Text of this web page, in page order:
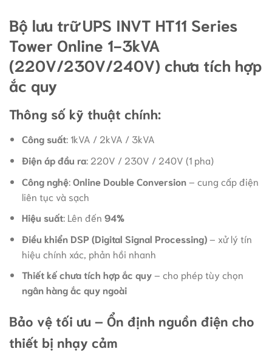
Bộ lưu trữ UPS INVT HT11 Series
Tower Online 1-3kVA
(220V/230V/240V) chưa tích hợp
ắc quy
Thông số kỹ thuật chính:
Công suất: 1kVA / 2kVA / 3kVA
Điện áp đầu ra: 220V / 230V / 240V (1 pha)
Công nghệ:Online Double Conversion– cung cấp điện
liên tục và sạch
Hiệu suất: Lên đến 94%
Điều khiển DSP (Digital Signal Processing)– xử lý tín
hiệu chính xác, phản hồi nhanh
Thiết kế chưa tích hợp ắc quy– cho phép tùy chọn
ngân hàng ắc quy ngoài
Bảo vệ tối ưu – Ổn định nguồn điện cho
thiết bị nhạy cảm